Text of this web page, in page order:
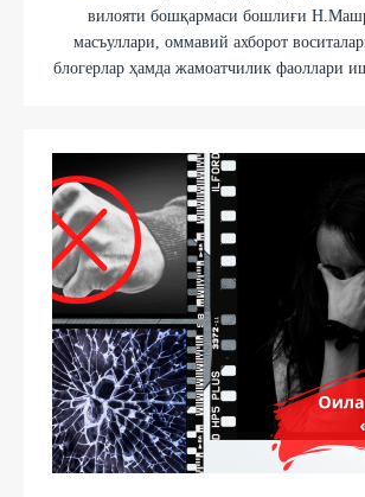
вилояти бошқармаси бошлиғи
масъуллари, оммавий ахборот
блогерлар ҳамда жамоатчилик фаоллари